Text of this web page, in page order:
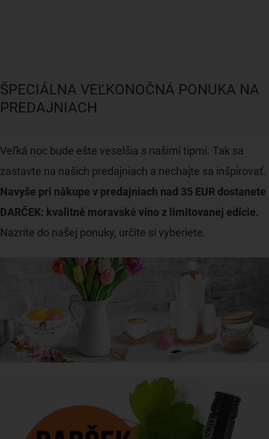
ŠPECIÁLNA VEĽKONOČNÁ PONUKA NA
PREDAJNIACH
Veľká noc bude ešte veselšia s našimi tipmi. Tak sa
zastavte na našich predajniach a nechajte sa inšpirovať.
Navyše pri nákupe v predajniach nad 35 EUR dostanete
DARČEK: kvalitné moravské víno z limitovanej edície.
Nazrite do našej ponuky, určite si vyberiete.